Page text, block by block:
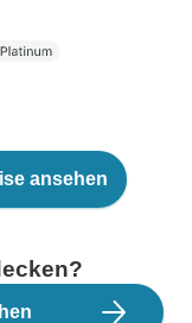
ansehen